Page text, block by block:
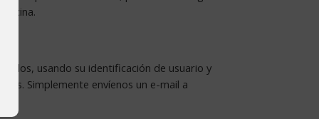
usando su identificación de usuario y
Simplemente envíenos un e-mail a